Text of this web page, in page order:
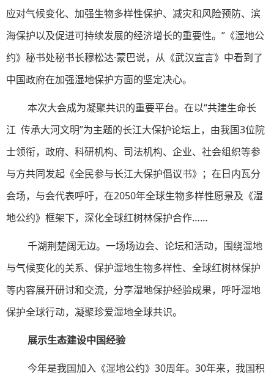
应对气候变化、加强生物多样性保护、减灾和风险预防、滨
海保护以及促进可持续发展的经济增长的重要性。”《湿地公
约》秘书处秘书长穆松达·蒙巴说，从《武汉宣言》中看到了
中国政府在加强湿地保护方面的坚定决心。
本次大会成为凝聚共识的重要平台。在以“共建生命长
江 传承大河文明”为主题的长江大保护论坛上，由我国3位院
士领衔，政府、科研机构、司法机构、企业、社会组织等参
与方共同发起《全民参与长江大保护倡议书》；在日内瓦分
会场，与会代表呼吁，在2050年全球生物多样性愿景及《湿
地公约》框架下，深化全球红树林保护合作……
千湖荆楚阔无边。一场场边会、论坛和活动，围绕湿地
与气候变化的关系、保护湿地生物多样性、全球红树林保护
等内容展开研讨和交流，分享湿地保护经验成果，呼吁湿地
保护全球行动，凝聚珍爱湿地全球共识。
展示生态建设中国经验
今年是我国加入《湿地公约》30周年。30年来，我国积